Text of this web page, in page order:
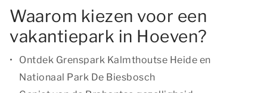
Waarom kiezen voor een
vakantiepark in Hoeven?
Ontdek Grenspark Kalmthoutse Heide en
Nationaal Park De Biesbosch